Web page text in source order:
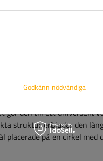
ET:30 trailer
bärgningsbilar och tunga
förstärktakonstruktion
prioritet.Denär perfekt
och hållbara
gör den till ett universellt
struktur erbjuder den
på en cirkel med
Godkänn nödvändiga